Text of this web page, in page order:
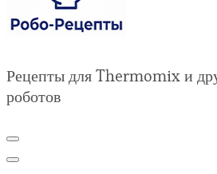
Рецепты для Thermomix и
роботов